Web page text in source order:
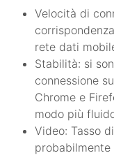
Velocità di
rete dati
Stabilità: si
connessione
Chrome e
modo più
Video: Tasso